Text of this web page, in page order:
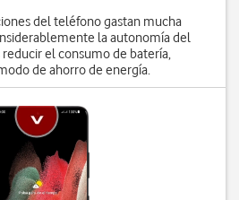
del teléfono gastan mucha
la autonomía del
el consumo de batería,
de ahorro de energía.